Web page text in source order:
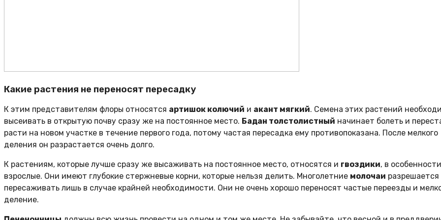
Какие растения не переносят пересадку
К этим представителям флоры относятся артишок колючий и акант мягкий. Семена этих растений
высеивать в открытую почву сразу же на постоянное место. Бадан толстолистный начинает болеть и
расти на новом участке в течение первого года, потому частая пересадка ему противопоказана. После мелкого
деления он разрастается очень долго.
К растениям, которые лучше сразу же высаживать на постоянное место, относятся и гвоздики, в особенности
взрослые. Они имеют глубокие стержневые корни, которые нельзя делить. Многолетние молочаи разрешается
пересаживать лишь в случае крайней необходимости. Они не очень хорошо переносят частые переезды и
деление.